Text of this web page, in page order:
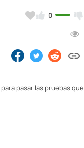
0
pasar las pruebas que